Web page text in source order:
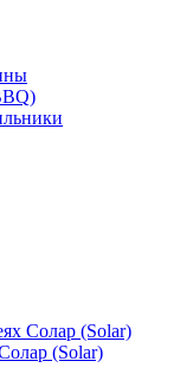
Солар (Solar)
(Solar)